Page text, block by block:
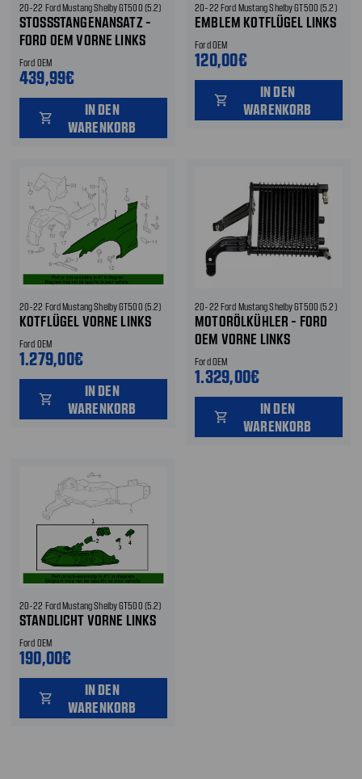
20-22 Ford Mustang Shelby GT500 (5.2)
STOSSSTANGENANSATZ - F
ORD OEM VORNE LINKS
Ford OEM
439,99€
shopping_cart
IN DEN
WARENKORB
20-22 Ford Mustang Shelby GT500 (5.2)
EMBLEM KOTFLÜGEL LINKS
Ford OEM
120,00€
shopping_cart
IN DEN
WARENKORB
20-22 Ford Mustang Shelby GT500 (5.2)
KOTFLÜGEL VORNE LINKS
Ford OEM
1.279,00€
shopping_cart
IN DEN
WARENKORB
20-22 Ford Mustang Shelby GT500 (5.2)
MOTORÖLKÜHLER - FORD
OEM VORNE LINKS
Ford OEM
1.329,00€
shopping_cart
IN DEN
WARENKORB
20-22 Ford Mustang Shelby GT500 (5.2)
STANDLICHT VORNE LINKS
Ford OEM
190,00€
shopping_cart
IN DEN
WARENKORB